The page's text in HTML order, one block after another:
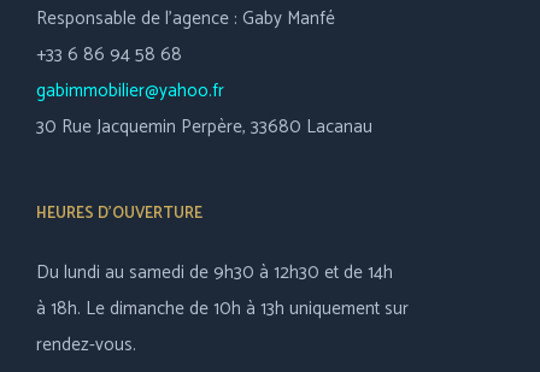
Responsable de l’agence : Gaby Manfé
+33 6 86 94 58 68
gabimmobilier@yahoo.fr
30 Rue Jacquemin Perpère, 33680 Lacanau
HEURES D’OUVERTURE
Du lundi au samedi de 9h30 à 12h30 et de 14h
à 18h. Le dimanche de 10h à 13h uniquement sur
rendez-vous.